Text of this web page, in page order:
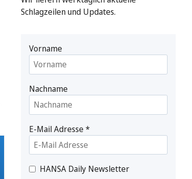
Schlagzeilen und Updates.
Vorname
Nachname
E-Mail Adresse*
HANSA Daily Newsletter